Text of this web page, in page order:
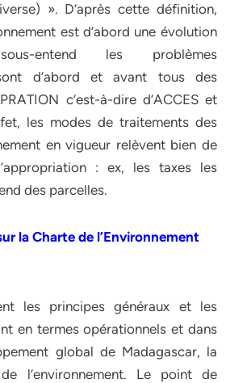
». D’après cette définition,
est d’abord une évolution
entend les problèmes
d’abord et avant tous des
c’est-à-dire d’ACCES et
les modes de traitements des
en vigueur relèvent bien de
: ex, les taxes les
des parcelles.
la Charte de l’Environnement
les principes généraux et les
en termes opérationnels et dans
global de Madagascar, la
l’environnement. Le point de